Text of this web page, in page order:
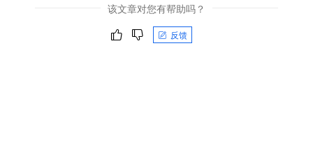
该文章对您有帮助吗？
反馈